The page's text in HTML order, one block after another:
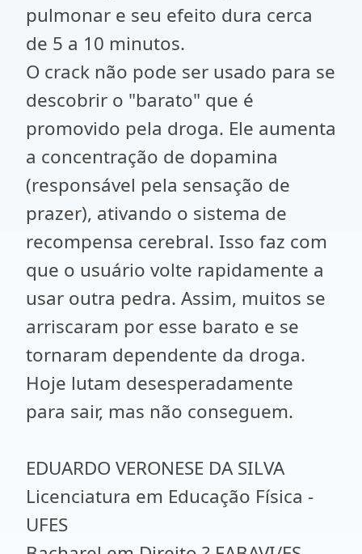
pulmonar e seu efeito dura cerca
de 5 a 10 minutos.
O crack não pode ser usado para se
descobrir o "barato" que é
promovido pela droga. Ele aumenta
a concentração de dopamina
(responsável pela sensação de
prazer), ativando o sistema de
recompensa cerebral. Isso faz com
que o usuário volte rapidamente a
usar outra pedra. Assim, muitos se
arriscaram por esse barato e se
tornaram dependente da droga.
Hoje lutam desesperadamente
para sair, mas não conseguem.
EDUARDO VERONESE DA SILVA
Licenciatura em Educação Física -
UFES